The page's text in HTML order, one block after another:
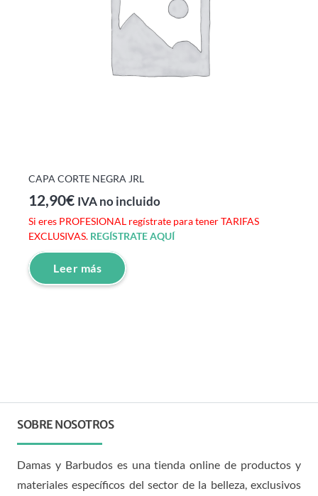
CAPA CORTE NEGRA JRL
12,90€ IVA no incluido
Si eres PROFESIONAL regístrate para tener TARIFAS
EXCLUSIVAS. REGÍSTRATE AQUÍ
Leer más
SOBRE NOSOTROS
Damas y Barbudos es una tienda online de productos y
materiales específicos del sector de la belleza, exclusivos